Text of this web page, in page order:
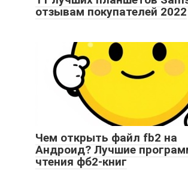
отзывам покупателей 2022
Чем открыть файл fb2 на
Андроид? Лучшие
чтения фб2-книг